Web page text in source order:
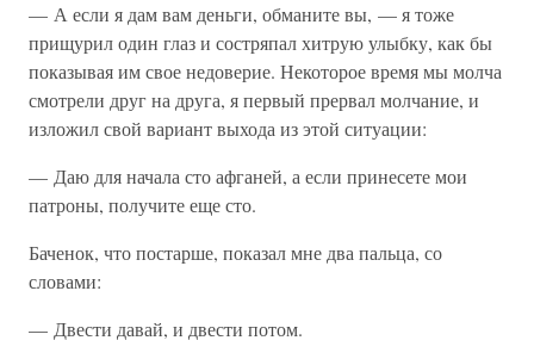
— А если я дам вам деньги, обманите вы, — я тоже
прищурил один глаз и состряпал хитрую улыбку, как бы
показывая им свое недоверие. Некоторое время мы молча
смотрели друг на друга, я первый прервал молчание, и
изложил свой вариант выхода из этой ситуации:
— Даю для начала сто афганей, а если принесете мои
патроны, получите еще сто.
Баченок, что постарше, показал мне два пальца, со
словами:
— Двести давай, и двести потом.